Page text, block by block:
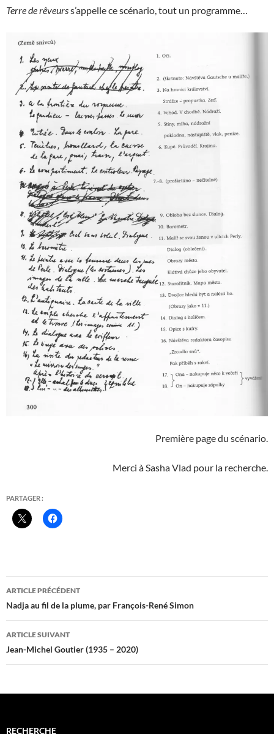
Terre de rêveurss’appelle ce scénario, tout un programme…
Première page du scénario.
Merci à Sasha Vlad pour la recherche.
PARTAGER :
Navigation
des
articles
ARTICLE PRÉCÉDENT
Nadja au fil de la plume, par François-René Simon
ARTICLE SUIVANT
Jean-Michel Goutier (1935 – 2020)
RECHERCHE